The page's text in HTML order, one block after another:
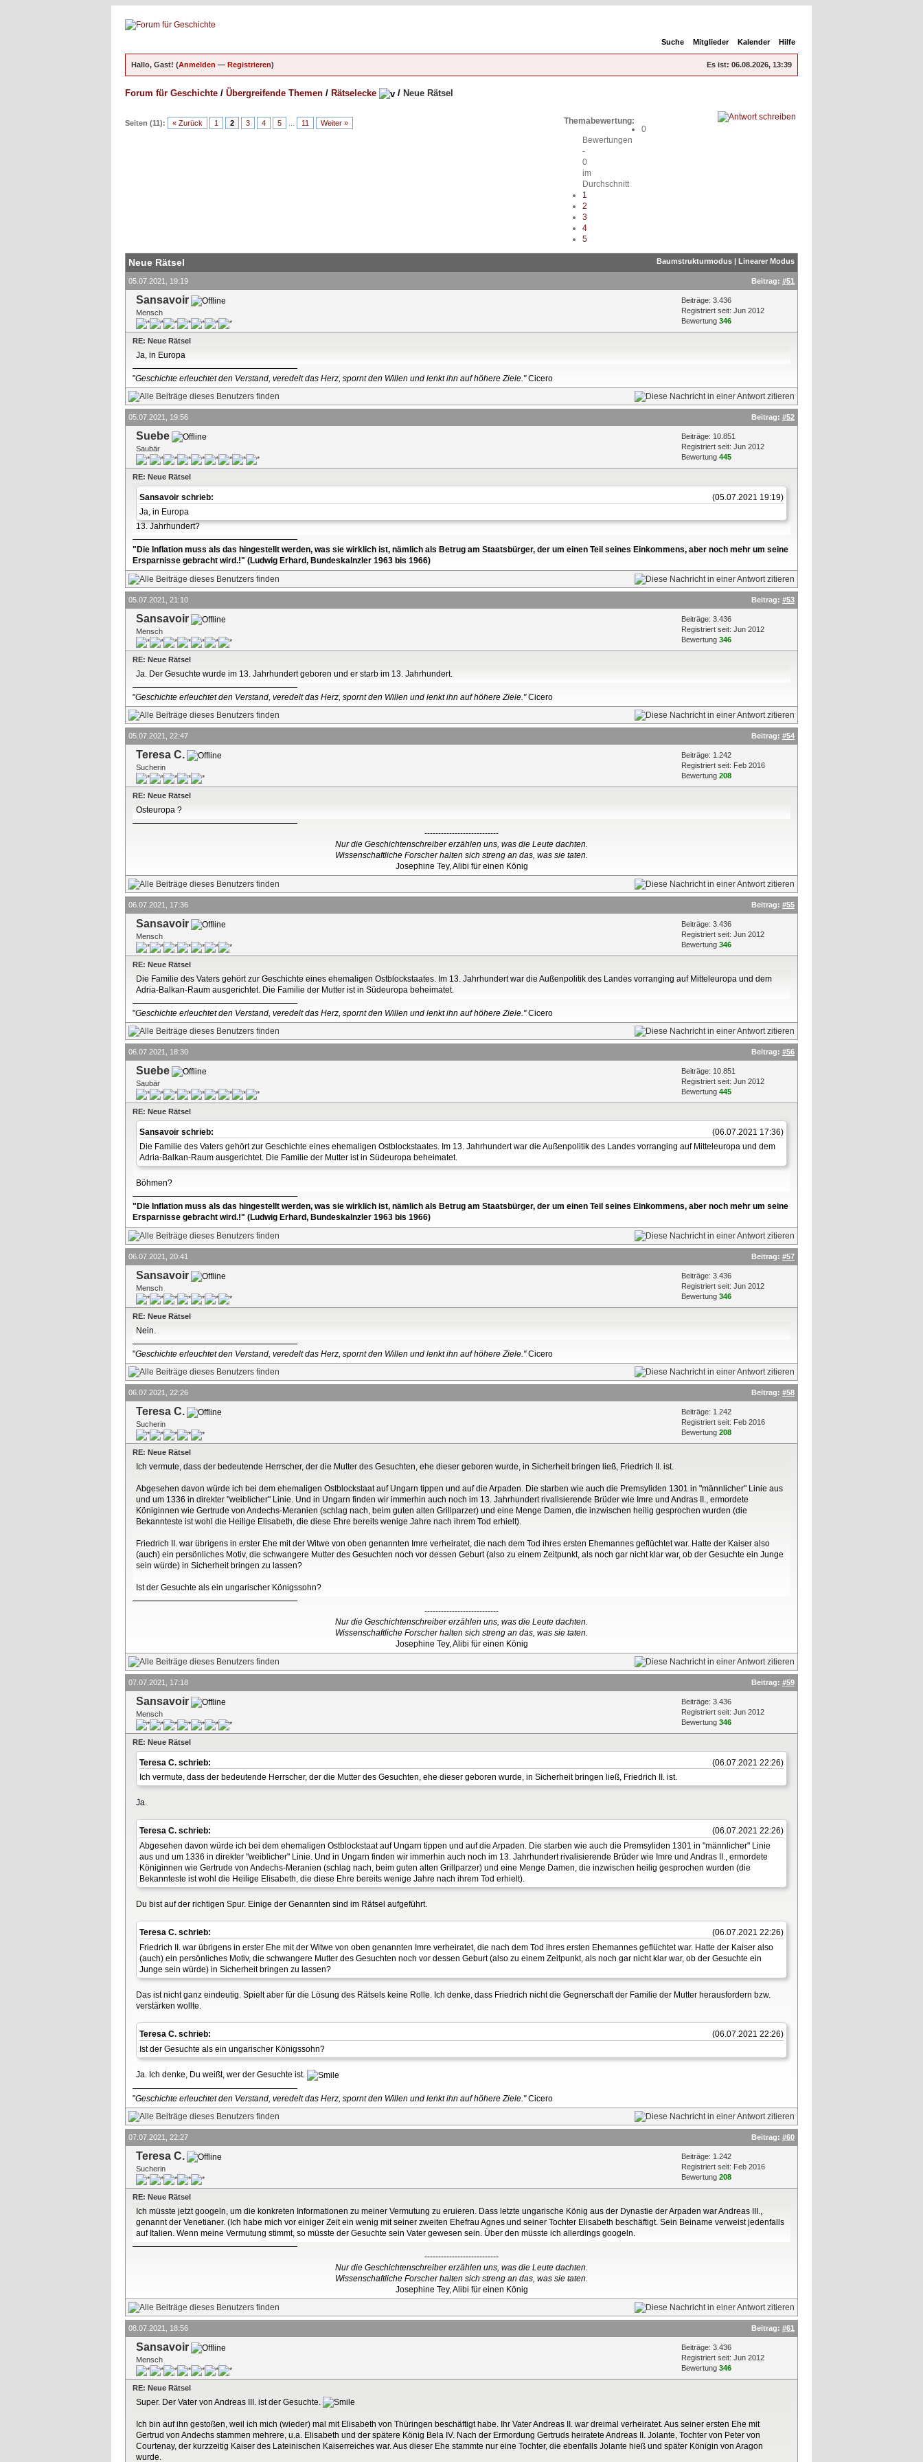
Suche Mitglieder Kalender Hilfe
Es ist: 06.08.2026, 13:39
Hallo, Gast! (Anmelden — Registrieren)
Forum für Geschichte / Übergreifende Themen / Rätselecke / Neue Rätsel
Seiten (11): « Zurück 1 2 3 4 5 11 Weiter »
Themabewertung:
0
Bewertungen
-
0
im
Durchschnitt
1
2
3
4
5
Baumstrukturmodus | Linearer Modus
Neue Rätsel
05.07.2021, 19:19 Beitrag: #51
Sansavoir
Mensch
Beiträge: 3.436
Registriert seit: Jun 2012
Bewertung 346
RE: Neue Rätsel
Ja, in Europa
"Geschichte erleuchtet den Verstand, veredelt das Herz, spornt den Willen und lenkt ihn auf höhere Ziele."Cicero
05.07.2021, 19:56 Beitrag: #52
Suebe
Saubär
Beiträge: 10.851
Registriert seit: Jun 2012
Bewertung 445
RE: Neue Rätsel
(05.07.2021 19:19)
Sansavoir schrieb:
Ja, in Europa
13. Jahrhundert?
"Die Inflation muss als das hingestellt werden, was sie wirklich ist, nämlich als Betrug am Staatsbürger, der um einen Teil seines Einkommens, aber noch mehr um seine
Ersparnisse gebracht wird.!" (Ludwig Erhard, Bundeskalnzler 1963 bis 1966)
05.07.2021, 21:10 Beitrag: #53
Sansavoir
Mensch
Beiträge: 3.436
Registriert seit: Jun 2012
Bewertung 346
RE: Neue Rätsel
Ja. Der Gesuchte wurde im 13. Jahrhundert geboren und er starb im 13. Jahrhundert.
"Geschichte erleuchtet den Verstand, veredelt das Herz, spornt den Willen und lenkt ihn auf höhere Ziele."Cicero
05.07.2021, 22:47 Beitrag: #54
Teresa C.
Sucherin
Beiträge: 1.242
Registriert seit: Feb 2016
Bewertung 208
RE: Neue Rätsel
Osteuropa ?
---------------------------
Nur die Geschichtenschreiber erzählen uns, was die Leute dachten.
Wissenschaftliche Forscher halten sich streng an das, was sie taten.
Josephine Tey, Alibi für einen König
06.07.2021, 17:36 Beitrag: #55
Sansavoir
Mensch
Beiträge: 3.436
Registriert seit: Jun 2012
Bewertung 346
RE: Neue Rätsel
Die Familie des Vaters gehört zur Geschichte eines ehemaligen Ostblockstaates. Im 13. Jahrhundert war die Außenpolitik des Landes vorranging auf Mitteleuropa und dem
Adria-Balkan-Raum ausgerichtet. Die Familie der Mutter ist in Südeuropa beheimatet.
"Geschichte erleuchtet den Verstand, veredelt das Herz, spornt den Willen und lenkt ihn auf höhere Ziele."Cicero
06.07.2021, 18:30 Beitrag: #56
Suebe
Saubär
Beiträge: 10.851
Registriert seit: Jun 2012
Bewertung 445
RE: Neue Rätsel
(06.07.2021 17:36)
Sansavoir schrieb:
Die Familie des Vaters gehört zur Geschichte eines ehemaligen Ostblockstaates. Im 13. Jahrhundert war die Außenpolitik des Landes vorranging auf Mitteleuropa und dem
Adria-Balkan-Raum ausgerichtet. Die Familie der Mutter ist in Südeuropa beheimatet.
Böhmen?
"Die Inflation muss als das hingestellt werden, was sie wirklich ist, nämlich als Betrug am Staatsbürger, der um einen Teil seines Einkommens, aber noch mehr um seine
Ersparnisse gebracht wird.!" (Ludwig Erhard, Bundeskalnzler 1963 bis 1966)
06.07.2021, 20:41 Beitrag: #57
Sansavoir
Mensch
Beiträge: 3.436
Registriert seit: Jun 2012
Bewertung 346
RE: Neue Rätsel
Nein.
"Geschichte erleuchtet den Verstand, veredelt das Herz, spornt den Willen und lenkt ihn auf höhere Ziele."Cicero
06.07.2021, 22:26 Beitrag: #58
Teresa C.
Sucherin
Beiträge: 1.242
Registriert seit: Feb 2016
Bewertung 208
RE: Neue Rätsel
Ich vermute, dass der bedeutende Herrscher, der die Mutter des Gesuchten, ehe dieser geboren wurde, in Sicherheit bringen ließ, Friedrich II. ist.
Abgesehen davon würde ich bei dem ehemaligen Ostblockstaat auf Ungarn tippen und auf die Arpaden. Die starben wie auch die Premsyliden 1301 in "männlicher" Linie aus
und um 1336 in direkter "weiblicher" Linie. Und in Ungarn finden wir immerhin auch noch im 13. Jahrhundert rivalisierende Brüder wie Imre und Andras II., ermordete
Königinnen wie Gertrude von Andechs-Meranien (schlag nach, beim guten alten Grillparzer) und eine Menge Damen, die inzwischen heilig gesprochen wurden (die
Bekannteste ist wohl die Heilige Elisabeth, die diese Ehre bereits wenige Jahre nach ihrem Tod erhielt).
Friedrich II. war übrigens in erster Ehe mit der Witwe von oben genannten Imre verheiratet, die nach dem Tod ihres ersten Ehemannes geflüchtet war. Hatte der Kaiser also
(auch) ein persönliches Motiv, die schwangere Mutter des Gesuchten noch vor dessen Geburt (also zu einem Zeitpunkt, als noch gar nicht klar war, ob der Gesuchte ein Junge
sein würde) in Sicherheit bringen zu lassen?
Ist der Gesuchte als ein ungarischer Königssohn?
---------------------------
Nur die Geschichtenschreiber erzählen uns, was die Leute dachten.
Wissenschaftliche Forscher halten sich streng an das, was sie taten.
Josephine Tey, Alibi für einen König
07.07.2021, 17:18 Beitrag: #59
Sansavoir
Mensch
Beiträge: 3.436
Registriert seit: Jun 2012
Bewertung 346
RE: Neue Rätsel
(06.07.2021 22:26)
Teresa C. schrieb:
Ich vermute, dass der bedeutende Herrscher, der die Mutter des Gesuchten, ehe dieser geboren wurde, in Sicherheit bringen ließ, Friedrich II. ist.
Ja.
(06.07.2021 22:26)
Teresa C. schrieb:
Abgesehen davon würde ich bei dem ehemaligen Ostblockstaat auf Ungarn tippen und auf die Arpaden. Die starben wie auch die Premsyliden 1301 in "männlicher" Linie
aus und um 1336 in direkter "weiblicher" Linie. Und in Ungarn finden wir immerhin auch noch im 13. Jahrhundert rivalisierende Brüder wie Imre und Andras II., ermordete
Königinnen wie Gertrude von Andechs-Meranien (schlag nach, beim guten alten Grillparzer) und eine Menge Damen, die inzwischen heilig gesprochen wurden (die
Bekannteste ist wohl die Heilige Elisabeth, die diese Ehre bereits wenige Jahre nach ihrem Tod erhielt).
Du bist auf der richtigen Spur. Einige der Genannten sind im Rätsel aufgeführt.
(06.07.2021 22:26)
Teresa C. schrieb:
Friedrich II. war übrigens in erster Ehe mit der Witwe von oben genannten Imre verheiratet, die nach dem Tod ihres ersten Ehemannes geflüchtet war. Hatte der Kaiser also
(auch) ein persönliches Motiv, die schwangere Mutter des Gesuchten noch vor dessen Geburt (also zu einem Zeitpunkt, als noch gar nicht klar war, ob der Gesuchte ein
Junge sein würde) in Sicherheit bringen zu lassen?
Das ist nicht ganz eindeutig. Spielt aber für die Lösung des Rätsels keine Rolle. Ich denke, dass Friedrich nicht die Gegnerschaft der Familie der Mutter herausfordern bzw.
verstärken wollte.
(06.07.2021 22:26)
Teresa C. schrieb:
Ist der Gesuchte als ein ungarischer Königssohn?
Ja. Ich denke, Du weißt, wer der Gesuchte ist.
"Geschichte erleuchtet den Verstand, veredelt das Herz, spornt den Willen und lenkt ihn auf höhere Ziele."Cicero
07.07.2021, 22:27 Beitrag: #60
Teresa C.
Sucherin
Beiträge: 1.242
Registriert seit: Feb 2016
Bewertung 208
RE: Neue Rätsel
Ich müsste jetzt googeln, um die konkreten Informationen zu meiner Vermutung zu eruieren. Dass letzte ungarische König aus der Dynastie der Arpaden war Andreas III.,
genannt der Venetianer. (Ich habe mich vor einiger Zeit ein wenig mit seiner zweiten Ehefrau Agnes und seiner Tochter Elisabeth beschäftigt. Sein Beiname verweist jedenfalls
auf Italien. Wenn meine Vermutung stimmt, so müsste der Gesuchte sein Vater gewesen sein. Über den müsste ich allerdings googeln.
---------------------------
Nur die Geschichtenschreiber erzählen uns, was die Leute dachten.
Wissenschaftliche Forscher halten sich streng an das, was sie taten.
Josephine Tey, Alibi für einen König
08.07.2021, 18:56 Beitrag: #61
Sansavoir
Mensch
Beiträge: 3.436
Registriert seit: Jun 2012
Bewertung 346
RE: Neue Rätsel
Super. Der Vater von Andreas III. ist der Gesuchte.
Ich bin auf ihn gestoßen, weil ich mich (wieder) mal mit Elisabeth von Thüringen beschäftigt habe. Ihr Vater Andreas II. war dreimal verheiratet. Aus seiner ersten Ehe mit
Gertrud von Andechs stammen mehrere, u.a. Elisabeth und der spätere König Bela IV. Nach der Ermordung Gertruds heiratete Andreas II. Jolante, Tochter von Peter von
Courtenay, der kurzzeitig Kaiser des Lateinischen Kaiserreiches war. Aus dieser Ehe stammte nur eine Tochter, die ebenfalls Jolante hieß und später Königin von Aragon
wurde.